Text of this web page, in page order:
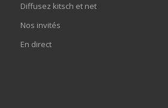
Diffusez kitsch et net
Nos invités
En direct